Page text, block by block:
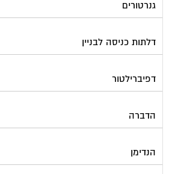
גנרטורים
דלתות כניסה לבניין
דפיברילטור
הדברה
הנדימן